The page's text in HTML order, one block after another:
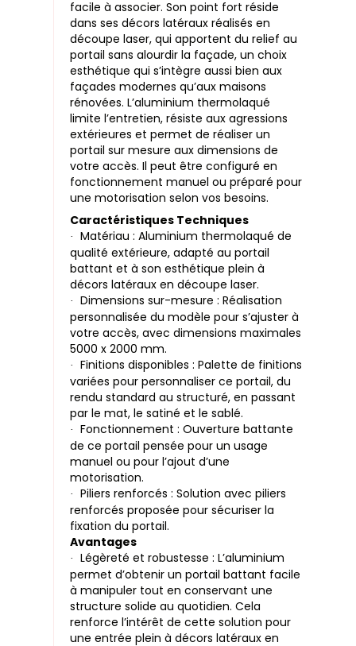
facile à associer. Son point fort réside
dans ses décors latéraux réalisés en
découpe laser, qui apportent du relief au
portail sans alourdir la façade, un choix
esthétique qui s’intègre aussi bien aux
façades modernes qu’aux maisons
rénovées. L’aluminium thermolaqué
limite l’entretien, résiste aux agressions
extérieures et permet de réaliser un
portail sur mesure aux dimensions de
votre accès. Il peut être configuré en
fonctionnement manuel ou préparé pour
une motorisation selon vos besoins.
Caractéristiques Techniques
·
Matériau : Aluminium thermolaqué de
qualité extérieure, adapté au portail
battant et à son esthétique plein à
décors latéraux en découpe laser.
·
Dimensions sur-mesure : Réalisation
personnalisée du modèle pour s’ajuster à
votre accès, avec dimensions maximales
5000 x 2000 mm.
·
Finitions disponibles : Palette de finitions
variées pour personnaliser ce portail, du
rendu standard au structuré, en passant
par le mat, le satiné et le sablé.
·
Fonctionnement : Ouverture battante
de ce portail pensée pour un usage
manuel ou pour l’ajout d’une
motorisation.
·
Piliers renforcés : Solution avec piliers
renforcés proposée pour sécuriser la
fixation du portail.
Avantages
·
Légèreté et robustesse : L’aluminium
permet d’obtenir un portail battant facile
à manipuler tout en conservant une
structure solide au quotidien. Cela
renforce l’intérêt de cette solution pour
une entrée plein à décors latéraux en